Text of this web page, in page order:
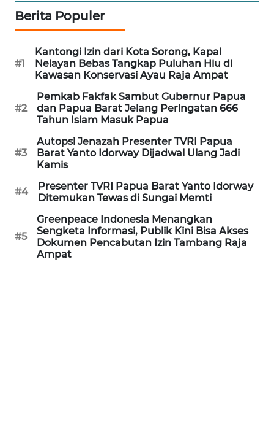
Berita Populer
#1
Kantongi Izin dari Kota Sorong, Kapal
Nelayan Bebas Tangkap Puluhan Hiu di
Kawasan Konservasi Ayau Raja Ampat
#2
Pemkab Fakfak Sambut Gubernur Papua
dan Papua Barat Jelang Peringatan 666
Tahun Islam Masuk Papua
#3
Autopsi Jenazah Presenter TVRI Papua
Barat Yanto Idorway Dijadwal Ulang Jadi
Kamis
#4
Presenter TVRI Papua Barat Yanto Idorway
Ditemukan Tewas di Sungai Memti
#5
Greenpeace Indonesia Menangkan
Sengketa Informasi, Publik Kini Bisa Akses
Dokumen Pencabutan Izin Tambang Raja
Ampat
WN
MAJALENGKA
WN
SUBANG
WN
SUKABUMI
WN
PURWAKARTA
WN
PRIANGAN
WN
SEMARANG